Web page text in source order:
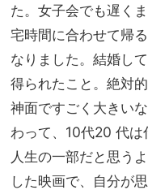
た。女子会でも遅く
宅時間に合わせて帰
なりました。結婚し
得られたこと。絶対
神面ですごく大きい
わって、10代20 代は
人生の一部だと思う
した映画で、自分が